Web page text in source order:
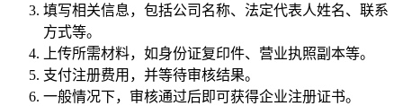
填写相关信息，包括公司名称、法定代表人姓名、联系
方式等。
上传所需材料，如身份证复印件、营业执照副本等。
支付注册费用，并等待审核结果。
一般情况下，审核通过后即可获得企业注册证书。